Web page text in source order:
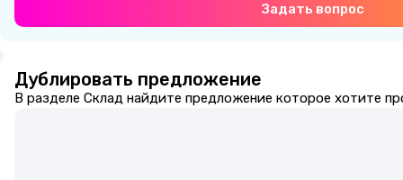
Задать вопрос
Дублировать предложение
В разделе Склад найдите предложение которое хотите